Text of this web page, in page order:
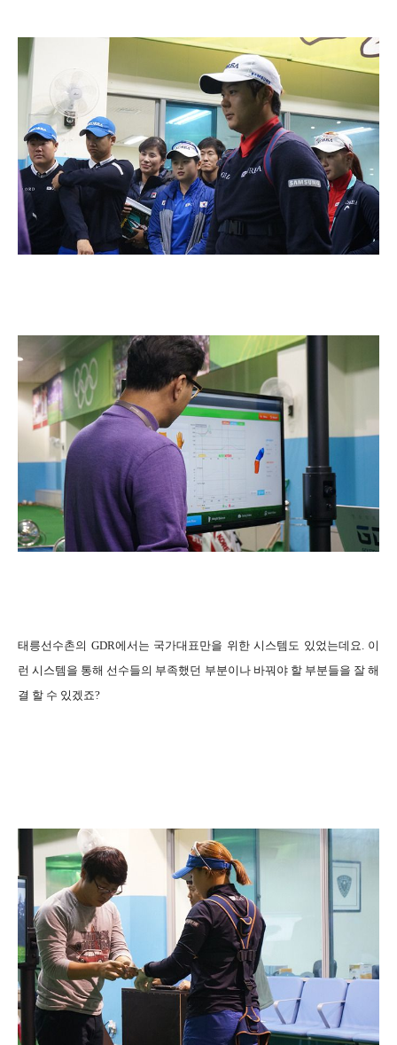
태릉선수촌의 GDR에서는 국가대표만을 위한 시스템도 있었는데요. 이
런 시스템을 통해 선수들의 부족했던 부분이나 바꿔야 할 부분들을 잘 해
결 할 수 있겠죠?